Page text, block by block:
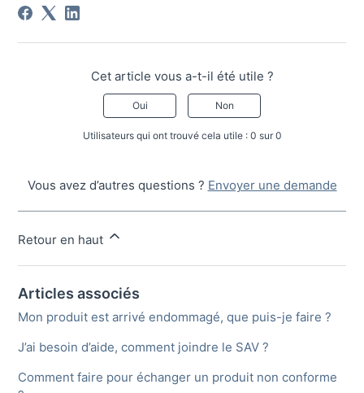
Cet article vous a-t-il été utile ?
Oui Non
Utilisateurs qui ont trouvé cela utile : 0 sur 0
Vous avez d’autres questions ? Envoyer une demande
Retour en haut
Articles associés
Mon produit est arrivé endommagé, que puis-je faire ?
J’ai besoin d’aide, comment joindre le SAV ?
Comment faire pour échanger un produit non conforme